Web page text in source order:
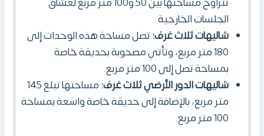
الجلسات الخارجية.
شاليهات ثلاث غرف:تصل مساحة هذه الوحدات إلى
180 متر مربع، وتأتي مصحوبة بحديقة خاصة
بمساحة تصل إلى 100 متر مربع.
شاليهات الدور الأرضي ثلاث غرف:
مساحتها تبلغ 145
متر مربع، بالإضافة إلى حديقة خاصة واسعة بمساحة
100 متر مربع.